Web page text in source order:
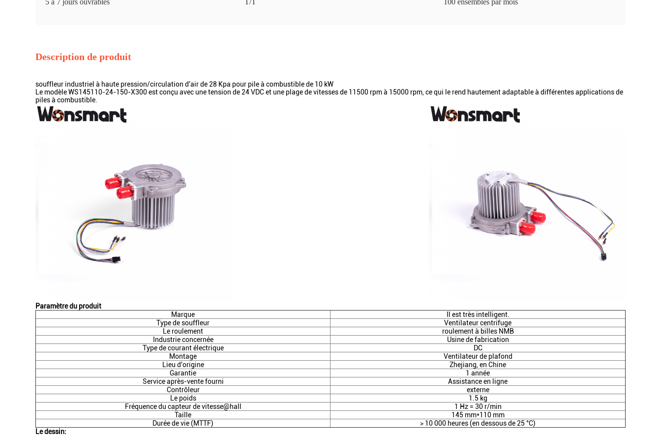
5 à 7 jours ouvrables T/T 100 ensembles par mois
Description de produit
souffleur industriel à haute pression/circulation d'air de 28 Kpa pour pile à combustible de 10 kW
Le modèle WS145110-24-150-X300 est conçu avec une tension de 24 VDC et une plage de vitesses de 11500 rpm à 15000 rpm, ce qui le rend hautement adaptable à différentes applications de
piles à combustible.
Paramètre du produit
Marque
Il est très intelligent.
Type de souffleur
Ventilateur centrifuge
Le roulement
roulement à billes NMB
Industrie concernée
Usine de fabrication
Type de courant électrique
DC
Montage
Ventilateur de plafond
Lieu d'origine
Zhejiang, en Chine
Garantie
1 année
Service après-vente fourni
Assistance en ligne
Contrôleur
externe
Le poids
1.5 kg
Fréquence du capteur de vitesse@hall
1 Hz = 30 r/min
Taille
145 mm*110 mm
Durée de vie (MTTF)
> 10 000 heures (en dessous de 25 °C)
Le dessin: